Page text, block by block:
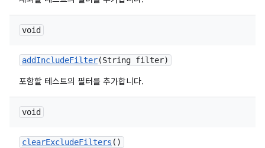
void
addIncludeFilter(String filter)
포함할 테스트의 필터를 추가합니다.
void
clearExcludeFilters ()